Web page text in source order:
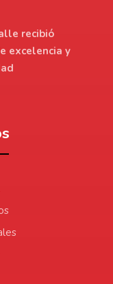
recibió
excelencia y